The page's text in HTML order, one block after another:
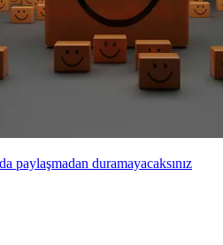
paylaşmadan duramayacaksınız